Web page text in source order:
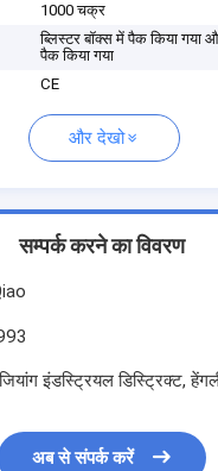
1000 चक्र
ब्लिस्टर बॉक्स में पैक किया गया
पैक किया गया
CE
और देखो
सम्पर्क करने का विवरण
इंडस्ट्रियल डिस्ट्रिक्ट,
अब से संपर्क करें